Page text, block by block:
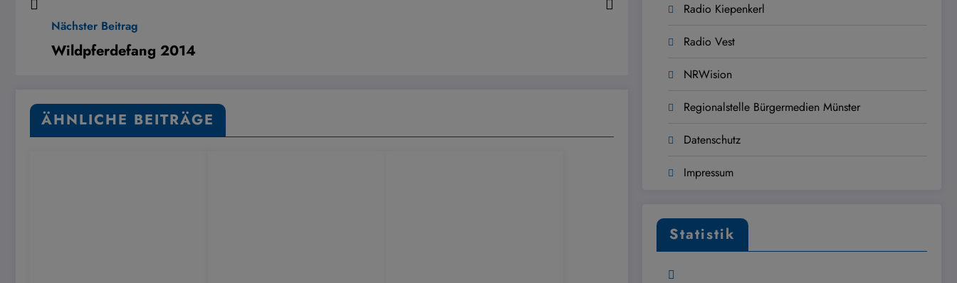
Nächster Beitrag
Wildpferdefang 2014
ÄHNLICHE BEITRÄGE
Radio Kiepenkerl
Radio Vest
NRWision
Regionalstelle Bürgermedien Münster
Datenschutz
Impressum
Statistik